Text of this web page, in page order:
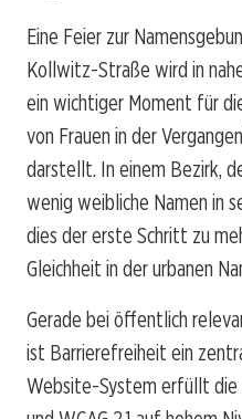
Eine Feier zur
Kollwitz-Straße wird in
ein wichtiger Moment für
von Frauen in der
darstellt. In einem Bezirk,
wenig weibliche Namen in
dies der erste Schritt zu
Gleichheit in der urbanen
Gerade bei öffentlich
ist Barrierefreiheit ein
Website-System erfüllt